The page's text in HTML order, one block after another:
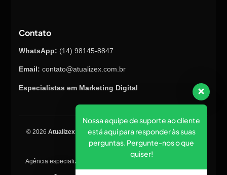
Contato
WhatsApp: (14) 98145-8847
Email: contato@atualizex.com.br
Especialistas em Marketing Digital
© 2026 Atualizex Marketing & Performance. Todos os direitos
reservados.
Agência especializada em SEO, criação de sites, tráfego pago e
Nossa equipe de suporte ao cliente
está aqui para responder às suas
perguntas. Pergunte-nos o que
quiser!